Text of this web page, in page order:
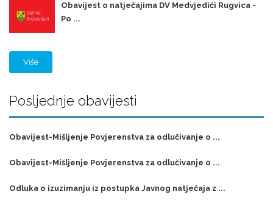
Obavijest o natječajima DV Medvjedići Rugvica -
Po ...
Više
Posljednje obavijesti
Obavijest-Mišljenje Povjerenstva za odlučivanje o ...
Obavijest-Mišljenje Povjerenstva za odlučivanje o ...
Odluka o izuzimanju iz postupka Javnog natječaja z ...